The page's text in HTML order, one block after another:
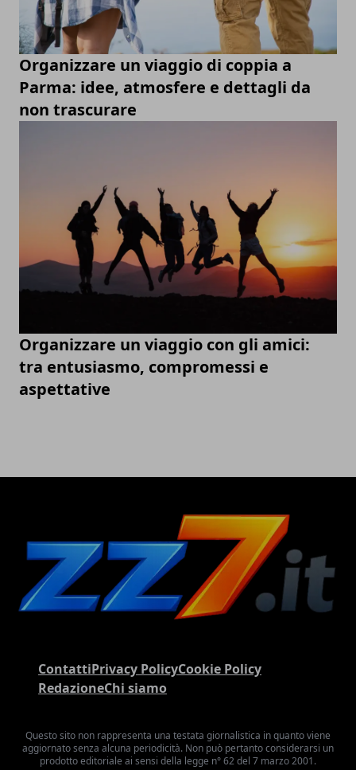
Organizzare un viaggio di coppia a
Parma: idee, atmosfere e dettagli da
non trascurare
Organizzare un viaggio con gli amici:
tra entusiasmo, compromessi e
aspettative
ContattiPrivacy PolicyCookie Policy
RedazioneChi siamo
Questo sito non rappresenta una testata giornalistica in quanto viene
aggiornato senza alcuna periodicità. Non può pertanto considerarsi un
prodotto editoriale ai sensi della legge n° 62 del 7 marzo 2001.